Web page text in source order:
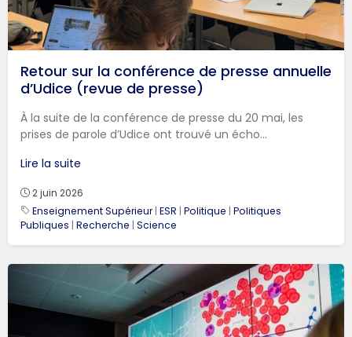
Retour sur la conférence de presse annuelle
d’Udice (revue de presse)
À la suite de la conférence de presse du 20 mai, les
prises de parole d’Udice ont trouvé un écho...
Lire la suite
2 juin 2026
Enseignement Supérieur| ESR | Politique | Politiques
Publiques | Recherche | Science